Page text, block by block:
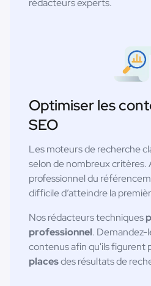
rédacteurs experts.
Optimiser les
SEO
Les moteurs de recherche
selon de nombreux critères.
professionnel du
difficile d’atteindre la
Nos rédacteurs techniques
professionnel. Demandez-
contenus afin qu'ils figurent
placesdes résultats de